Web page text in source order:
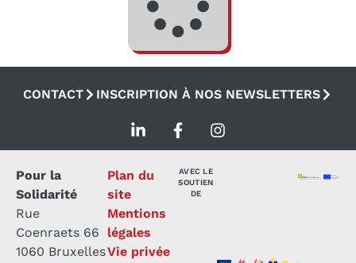
CONTACT INSCRIPTION À NOS NEWSLETTERS
Pour la
Solidarité
Rue
Coenraets 66
1060 Bruxelles
AVEC LE
SOUTIEN
DE
Plan du
site
Mentions
légales
Vie privée